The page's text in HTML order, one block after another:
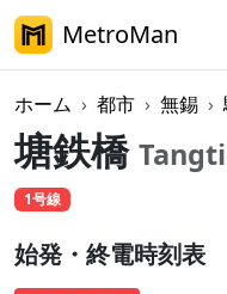
MetroMan
ホーム 都市 無錫
塘鉄橋
1号線
始発・終電時刻表